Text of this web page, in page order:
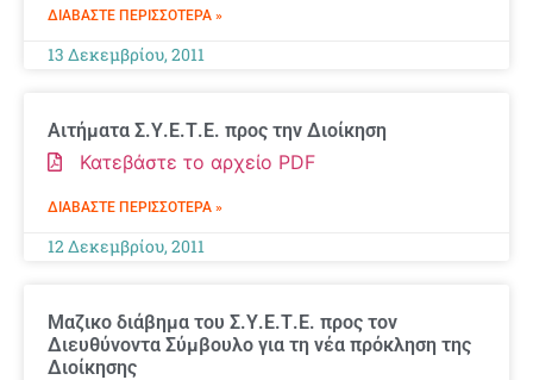
ΔΙΑΒΆΣΤΕ ΠΕΡΙΣΣΌΤΕΡΑ »
13 Δεκεμβρίου, 2011
Αιτήματα Σ.Υ.Ε.Τ.Ε. προς την Διοίκηση
Κατεβάστε το αρχείο PDF
ΔΙΑΒΆΣΤΕ ΠΕΡΙΣΣΌΤΕΡΑ »
12 Δεκεμβρίου, 2011
Μαζικο διάβημα του Σ.Υ.Ε.Τ.Ε. προς τον
Διευθύνοντα Σύμβουλο για τη νέα πρόκληση της
Διοίκησης